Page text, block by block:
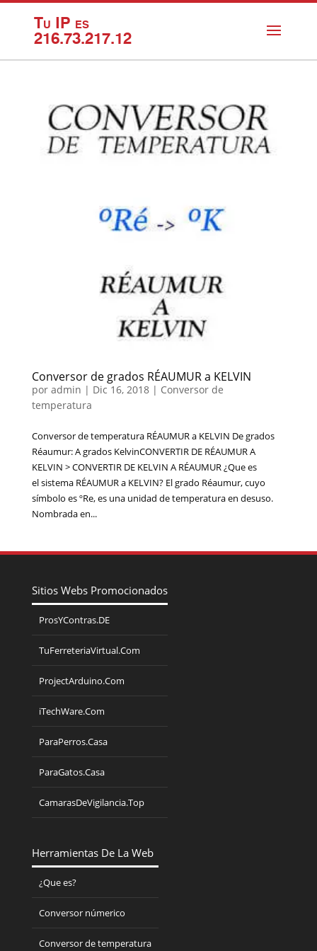
Tu IP es
216.73.217.12
Conversor de grados RÉAUMUR a KELVIN
por admin | Dic 16, 2018| Conversor de
temperatura
Conversor de temperatura RÉAUMUR a KELVIN De grados
Réaumur: A grados KelvinCONVERTIR DE RÉAUMUR A
KELVIN > CONVERTIR DE KELVIN A RÉAUMUR ¿Que es
el sistema RÉAUMUR a KELVIN? El grado Réaumur, cuyo
símbolo es ºRe, es una unidad de temperatura en desuso.
Nombrada en...
Sitios Webs Promocionados
ProsYContras.DE
TuFerreteriaVirtual.Com
ProjectArduino.Com
iTechWare.Com
ParaPerros.Casa
ParaGatos.Casa
CamarasDeVigilancia.Top
Herramientas De La Web
¿Que es?
Conversor númerico
Conversor de temperatura